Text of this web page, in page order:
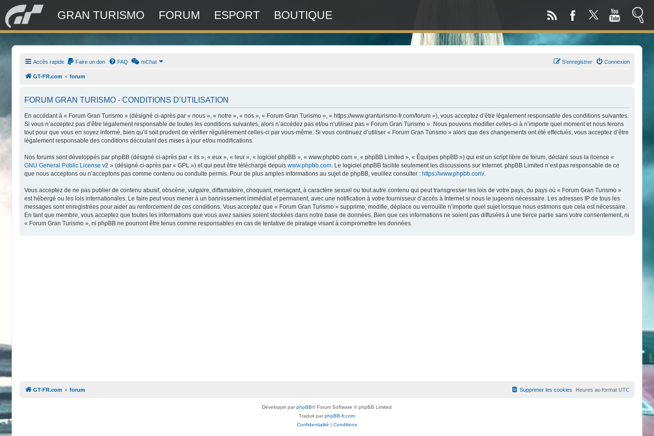
GRAN TURISMO FORUM ESPORT BOUTIQUE
Accès rapide Faire un don FAQ mChat Connexion
S’enregistrer
GT-FR.com forum
FORUM GRAN TURISMO - CONDITIONS D’UTILISATION
En accédant à « Forum Gran Turismo » (désigné ci-après par « nous », « notre », « nos », « Forum Gran Turismo », « https://www.granturismo-fr.com/forum »), vous acceptez d’être légalement responsable des conditions suivantes.
Si vous n’acceptez pas d’être légalement responsable de toutes les conditions suivantes, alors n’accédez pas et/ou n’utilisez pas « Forum Gran Turismo ». Nous pouvons modifier celles-ci à n’importe quel moment et nous ferons
tout pour que vous en soyez informé, bien qu’il soit prudent de vérifier régulièrement celles-ci par vous-même. Si vous continuez d’utiliser « Forum Gran Turismo » alors que des changements ont été effectués, vous acceptez d’être
légalement responsable des conditions découlant des mises à jour et/ou modifications.
Nos forums sont développés par phpBB (désigné ci-après par « ils », « eux », « leur », « logiciel phpBB », « www.phpbb.com », « phpBB Limited », « Équipes phpBB ») qui est un script libre de forum, déclaré sous la licence «
GNU General Public License v2 » (désigné ci-après par « GPL ») et qui peut être téléchargé depuiswww.phpbb.com. Le logiciel phpBB facilite seulement les discussions sur Internet. phpBB Limited n’est pas responsable de ce
que nous acceptons ou n’acceptons pas comme contenu ou conduite permis. Pour de plus amples informations au sujet de phpBB, veuillez consulter : https://www.phpbb.com/.
Vous acceptez de ne pas publier de contenu abusif, obscène, vulgaire, diffamatoire, choquant, menaçant, à caractère sexuel ou tout autre contenu qui peut transgresser les lois de votre pays, du pays où « Forum Gran Turismo »
est hébergé ou les lois internationales. Le faire peut vous mener à un bannissement immédiat et permanent, avec une notification à votre fournisseur d’accès à Internet si nous le jugeons nécessaire. Les adresses IP de tous les
messages sont enregistrées pour aider au renforcement de ces conditions. Vous acceptez que « Forum Gran Turismo » supprime, modifie, déplace ou verrouille n’importe quel sujet lorsque nous estimons que cela est nécessaire.
En tant que membre, vous acceptez que toutes les informations que vous avez saisies soient stockées dans notre base de données. Bien que ces informations ne soient pas diffusées à une tierce partie sans votre consentement, ni
« Forum Gran Turismo », ni phpBB ne pourront être tenus comme responsables en cas de tentative de piratage visant à compromettre les données.
GT-FR.com forum Heures au format UTC
Supprimer les cookies
Développé parphpBB® Forum Software © phpBB Limited
Traduit parphpBB-fr.com
Confidentialité | Conditions